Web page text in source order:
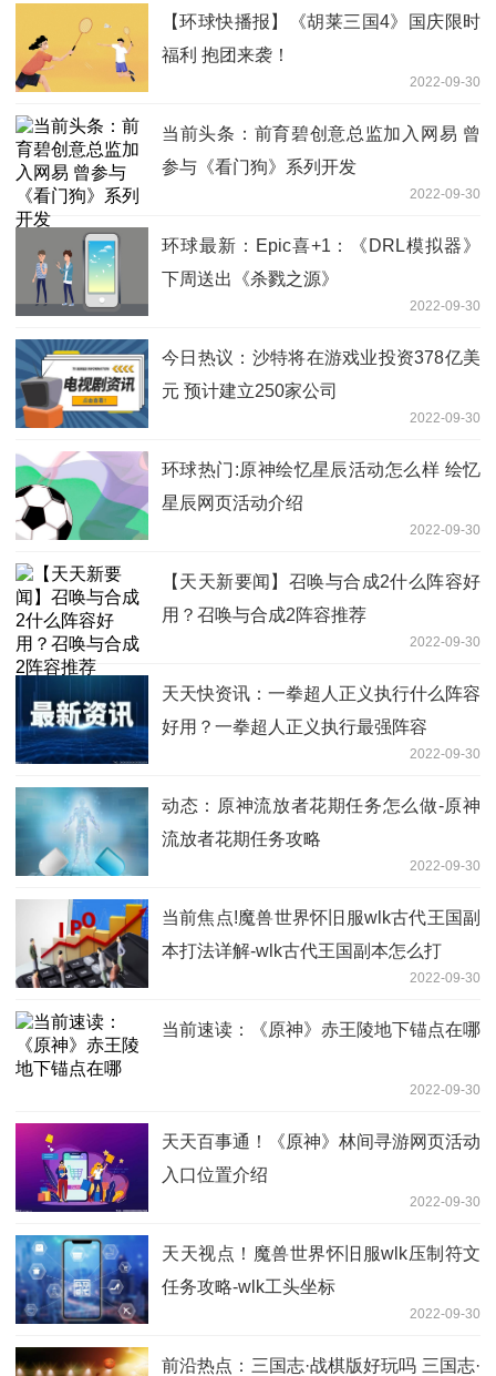
【环球快播报】《胡莱三国4》国庆限时
福利 抱团来袭！
2022-09-30
当前头条：前育碧创意总监加入网易 曾
参与《看门狗》系列开发
2022-09-30
环球最新：Epic喜+1：《DRL模拟器》
下周送出《杀戮之源》
2022-09-30
今日热议：沙特将在游戏业投资378亿美
元 预计建立250家公司
2022-09-30
环球热门:原神绘忆星辰活动怎么样 绘忆
星辰网页活动介绍
2022-09-30
【天天新要闻】召唤与合成2什么阵容好
用？召唤与合成2阵容推荐
2022-09-30
天天快资讯：一拳超人正义执行什么阵容
好用？一拳超人正义执行最强阵容
2022-09-30
动态：原神流放者花期任务怎么做-原神
流放者花期任务攻略
2022-09-30
当前焦点!魔兽世界怀旧服wlk古代王国副
本打法详解-wlk古代王国副本怎么打
2022-09-30
当前速读：《原神》赤王陵地下锚点在哪
2022-09-30
天天百事通！《原神》林间寻游网页活动
入口位置介绍
2022-09-30
天天视点！魔兽世界怀旧服wlk压制符文
任务攻略-wlk工头坐标
2022-09-30
前沿热点：三国志·战棋版好玩吗 三国志·